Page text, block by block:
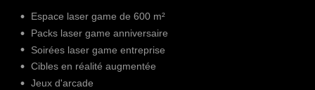
Espace laser game de 600 m²
Packs laser game anniversaire
Soirées laser game entreprise
Cibles en réalité augmentée
Jeux d'arcade